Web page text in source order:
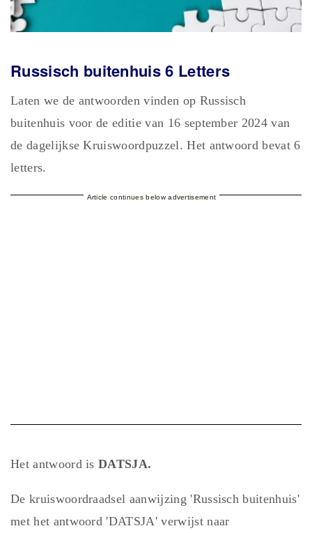
Russisch buitenhuis 6 Letters
Laten we de antwoorden vinden op Russisch
buitenhuis voor de editie van 16 september 2024 van
de dagelijkse Kruiswoordpuzzel. Het antwoord bevat 6
letters.
Article continues below advertisement
Het antwoord isDATSJA.
De kruiswoordraadsel aanwijzing 'Russisch buitenhuis'
met het antwoord 'DATSJA' verwijst naar